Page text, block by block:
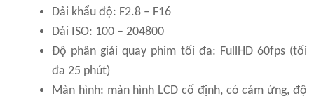
Dải khẩu độ: F2.8 – F16
Dải ISO: 100 – 204800
Độ phân giải quay phim tối đa: FullHD 60fps (tối
đa 25 phút)
Màn hình: màn hình LCD cố định, có cảm ứng, độ